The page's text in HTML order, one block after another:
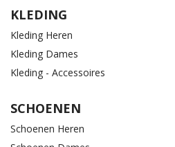
KLEDING
Kleding Heren
Kleding Dames
Kleding - Accessoires
SCHOENEN
Schoenen Heren